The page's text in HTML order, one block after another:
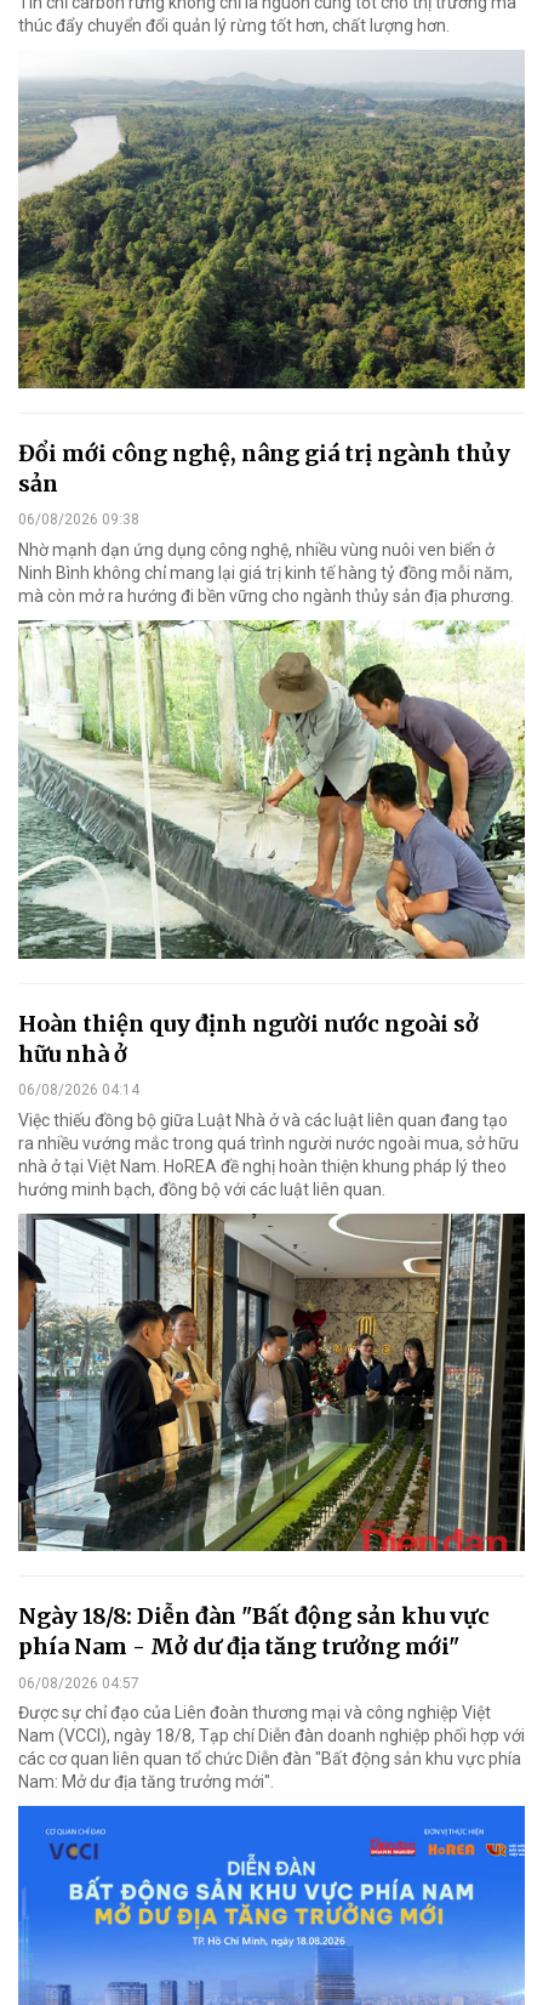
thúc đẩy chuyển đổi quản lý rừng tốt hơn, chất lượng hơn.
Đổi mới công nghệ, nâng giá trị ngành thủy
sản
06/08/2026 09:38
Nhờ mạnh dạn ứng dụng công nghệ, nhiều vùng nuôi ven biển ở
Ninh Bình không chỉ mang lại giá trị kinh tế hàng tỷ đồng mỗi năm,
mà còn mở ra hướng đi bền vững cho ngành thủy sản địa phương.
Hoàn thiện quy định người nước ngoài sở
hữu nhà ở
06/08/2026 04:14
Việc thiếu đồng bộ giữa Luật Nhà ở và các luật liên quan đang tạo
ra nhiều vướng mắc trong quá trình người nước ngoài mua, sở hữu
nhà ở tại Việt Nam. HoREA đề nghị hoàn thiện khung pháp lý theo
hướng minh bạch, đồng bộ với các luật liên quan.
Ngày 18/8: Diễn đàn "Bất động sản khu vực
phía Nam - Mở dư địa tăng trưởng mới"
06/08/2026 04:57
Được sự chỉ đạo của Liên đoàn thương mại và công nghiệp Việt
Nam (VCCI), ngày 18/8, Tạp chí Diễn đàn doanh nghiệp phối hợp với
các cơ quan liên quan tổ chức Diễn đàn "Bất động sản khu vực phía
Nam: Mở dư địa tăng trưởng mới".